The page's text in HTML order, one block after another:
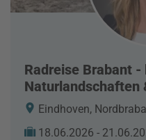
Radreise Brabant
Naturlandschaften
Eindhoven,
18.06.2026 -